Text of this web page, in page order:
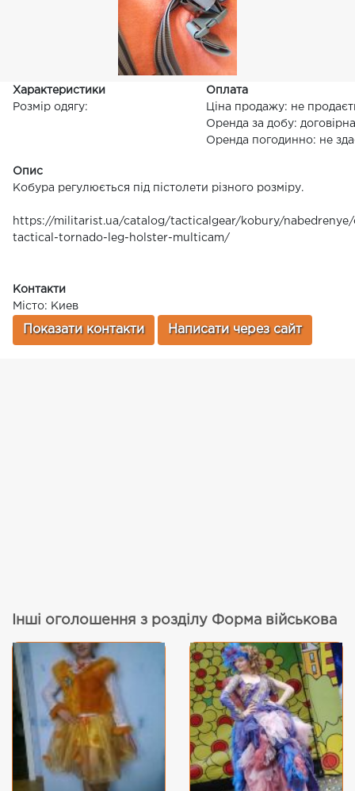
Характеристики
Розмір одягу:
Оплата
Ціна продажу: не
Оренда за добу: договірна
Оренда погодинно: не
Опис
Кобура регулюється під пістолети різного розміру.
https://militarist.ua/catalog/tacticalgear/kobury/
tactical-tornado-leg-holster-multicam/
Контакти
Місто: Киев
Показати контакти Написати через сайт
Інші оголошення з розділу Форма військова